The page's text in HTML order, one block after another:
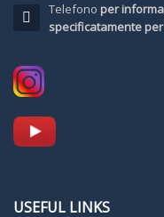
Telefono per
specificatamente
USEFUL LINKS